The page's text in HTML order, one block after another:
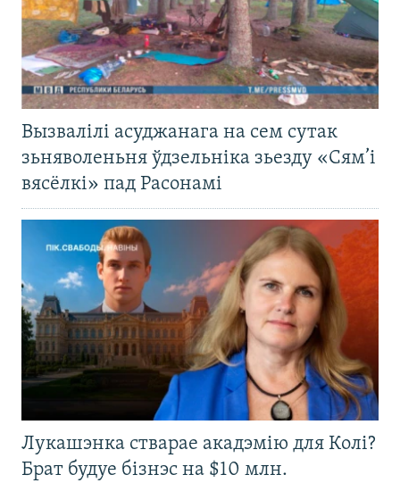
Вызвалілі асуджанага на сем сутак
зьняволеньня ўдзельніка зьезду «Сям’і
вясёлкі» пад Расонамі
Лукашэнка стварае акадэмію для Колі?
Брат будуе бізнэс на $10 млн.